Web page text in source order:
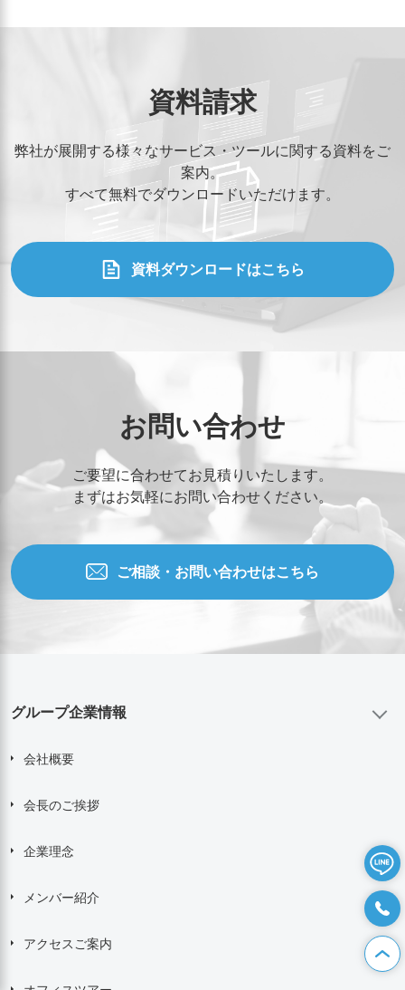
資料請求
弊社が展開する様々なサービス・ツールに関する資料をご
案内。
すべて無料でダウンロードいただけます。
資料ダウンロードはこちら
お問い合わせ
ご要望に合わせてお見積りいたします。
まずはお気軽にお問い合わせください。
ご相談・お問い合わせはこちら
グループ企業情報
会社概要
会長のご挨拶
企業理念
メンバー紹介
アクセスご案内